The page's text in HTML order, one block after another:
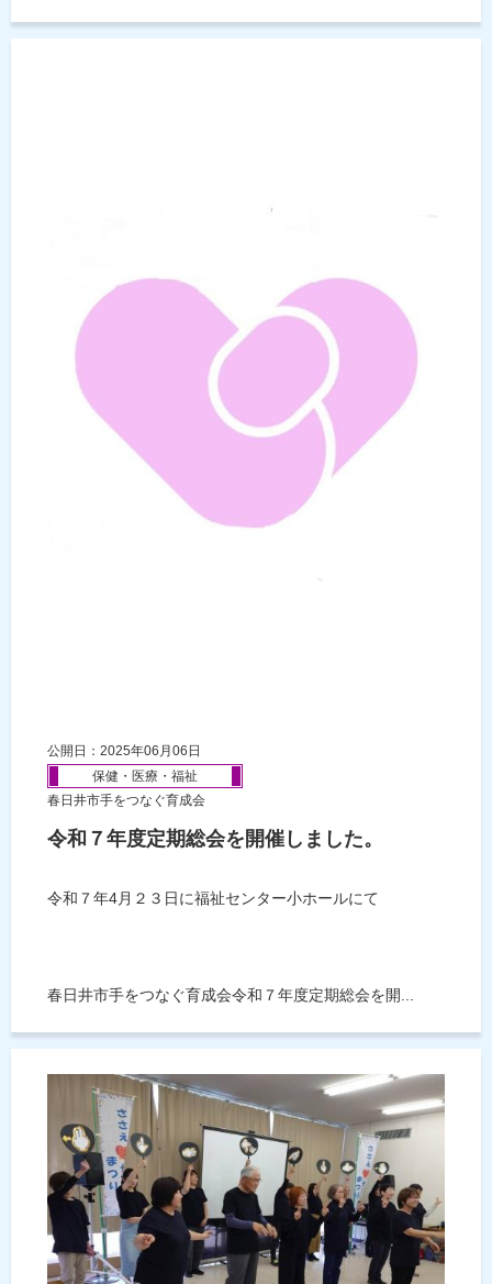
公開日：2025年06月06日
保健・医療・福祉
春日井市手をつなぐ育成会
令和７年度定期総会を開催しました。
令和７年4月２３日に福祉センター小ホールにて
春日井市手をつなぐ育成会令和７年度定期総会を開...